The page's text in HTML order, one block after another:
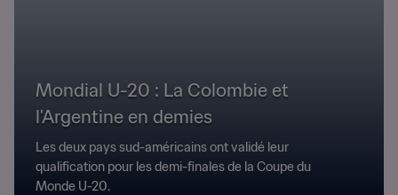
Mondial U-20 : La Colombie et
l'Argentine en demies
Les deux pays sud-américains ont validé leur
qualification pour les demi-finales de la Coupe du
Monde U-20.